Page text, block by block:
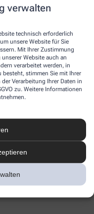
verwalten
technisch erforderlich
unsere Website für Sie
Mit Ihrer Zustimmung
Website auch an
verarbeitet werden, in
besteht, stimmen Sie mit Ihrer
Verarbeitung Ihrer Daten in
zu. Weitere Informationen